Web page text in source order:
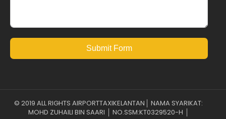
Submit Form
© 2019 ALL RIGHTS AIRPORTTAXIKELANTAN│ NAMA SYARIKAT:
MOHD ZUHAILI BIN SAARI │ NO.SSM:KT0329520-H │